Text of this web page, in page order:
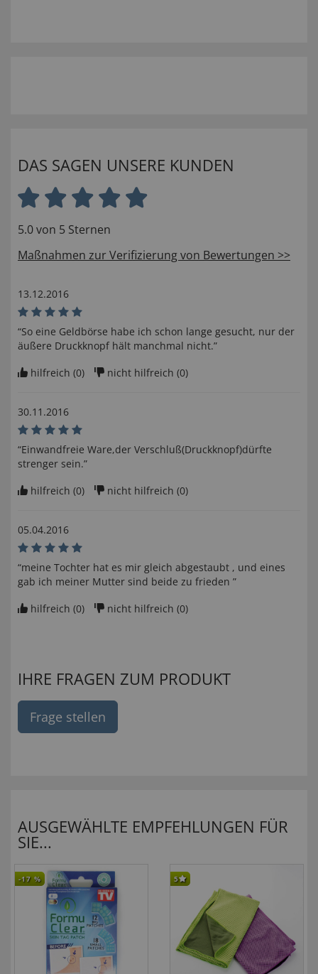
DAS SAGEN UNSERE KUNDEN
5.0 von 5 Sternen
Maßnahmen zur Verifizierung von Bewertungen >>
13.12.2016
“So eine Geldbörse habe ich schon lange gesucht, nur der
äußere Druckknopf hält manchmal nicht.”
hilfreich (0) nicht hilfreich (0)
30.11.2016
“Einwandfreie Ware,der Verschluß(Druckknopf)dürfte
strenger sein.”
hilfreich (0) nicht hilfreich (0)
05.04.2016
“meine Tochter hat es mir gleich abgestaubt , und eines
gab ich meiner Mutter sind beide zu frieden ”
hilfreich (0) nicht hilfreich (0)
IHRE FRAGEN ZUM PRODUKT
Frage stellen
AUSGEWÄHLTE EMPFEHLUNGEN FÜR
SIE...
-17 % 5